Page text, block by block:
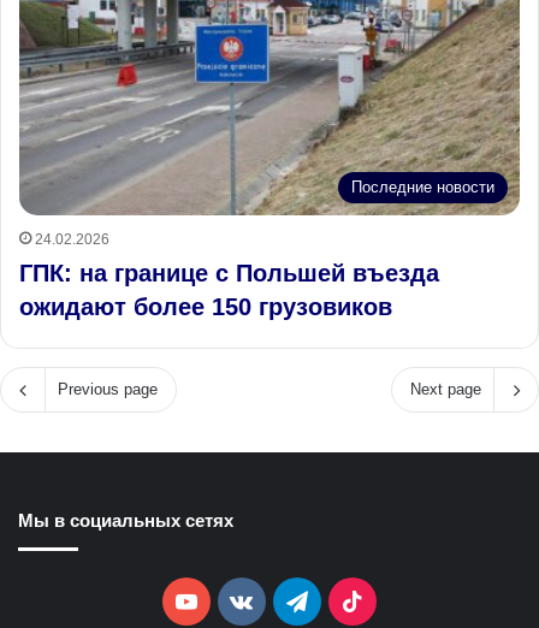
Последние новости
24.02.2026
ГПК: на границе с Польшей въезда
ожидают более 150 грузовиков
Previous page Next page
Мы в социальных сетях
YouTubevk.comTelegramTikTok